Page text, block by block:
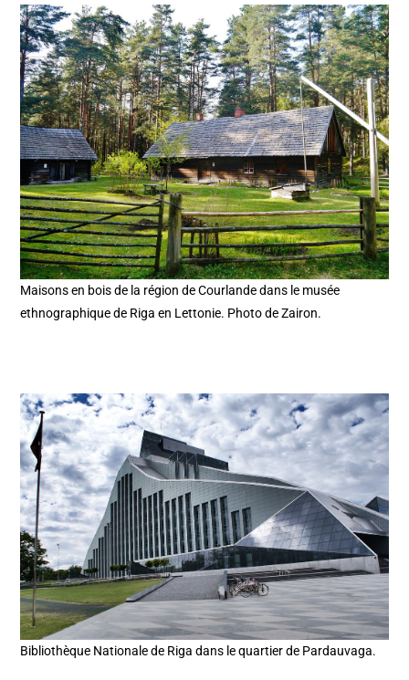
Maisons en bois de la région de Courlande dans le musée
ethnographique de Riga en Lettonie. Photo de Zairon.
Bibliothèque Nationale de Riga dans le quartier de Pardauvaga.